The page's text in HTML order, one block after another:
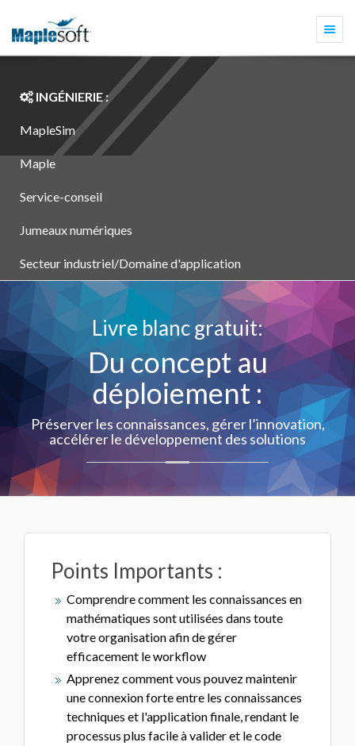
INGÉNIERIE :
MapleSim
Maple
Service-conseil
Jumeaux numériques
Secteur industriel/Domaine d'application
Livre blanc gratuit:
Du concept au
déploiement :
Préserver les connaissances, gérer l’innovation,
accélérer le développement des solutions
Points Importants :
Comprendre comment les connaissances en
mathématiques sont utilisées dans toute
votre organisation afin de gérer
efficacement le workflow
Apprenez comment vous pouvez maintenir
une connexion forte entre les connaissances
techniques et l'application finale, rendant le
processus plus facile à valider et le code